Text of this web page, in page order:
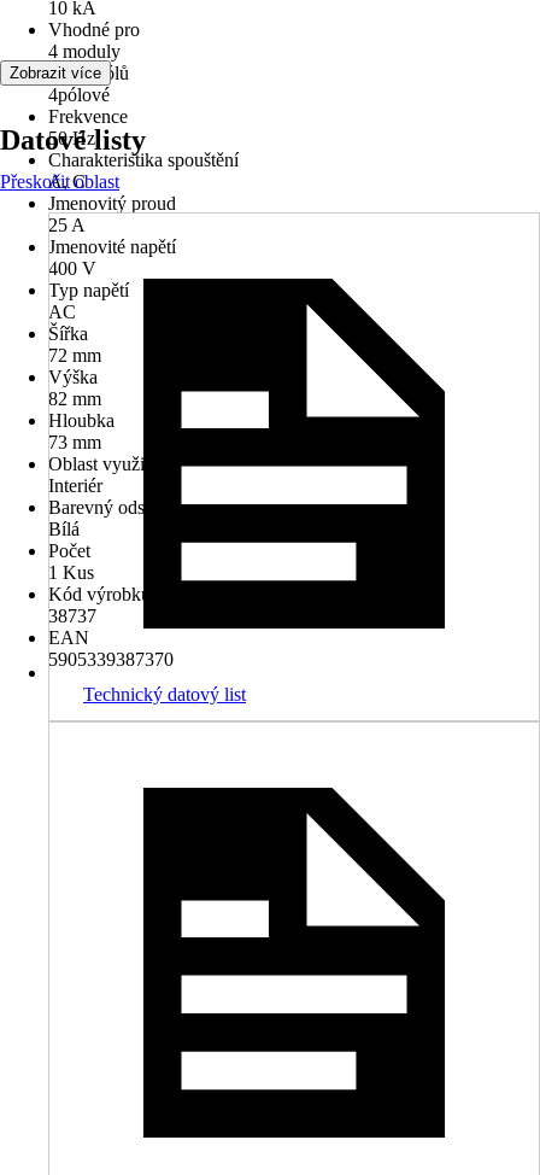
10 kA
Vhodné pro
4 moduly
Počet pólů
4pólové
Frekvence
50 Hz
Charakteristika spouštění
A, C
Jmenovitý proud
25 A
Jmenovité napětí
400 V
Typ napětí
AC
Šířka
72 mm
Výška
82 mm
Hloubka
73 mm
Oblast využití
Interiér
Barevný odstín
Bílá
Počet
1 Kus
Kód výrobku
38737
EAN
5905339387370
Zobrazit více
Datové listy
Přeskočit oblast
Technický datový list